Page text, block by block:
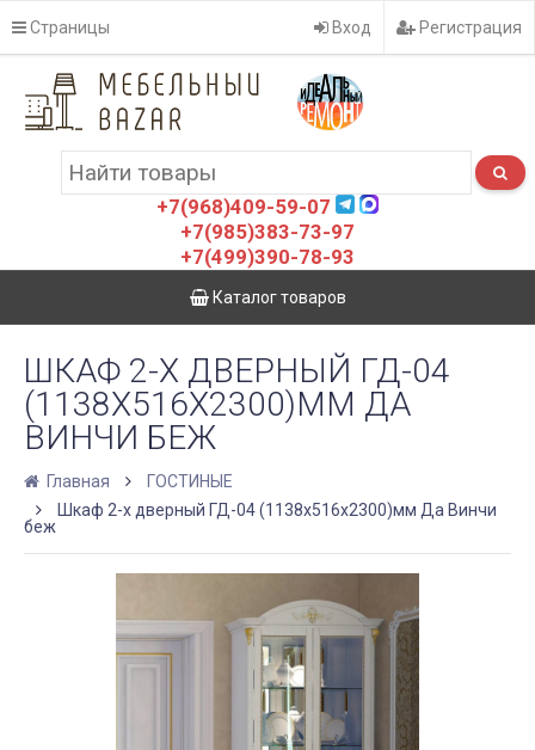
Страницы Вход Регистрация
+7(968)409-59-07
+7(985)383-73-97
+7(499)390-78-93
Каталог товаров
ШКАФ 2-Х ДВЕРНЫЙ ГД-04
(1138Х516Х2300)ММ ДА
ВИНЧИ БЕЖ
Главная
ГОСТИНЫЕ
Шкаф 2-х дверный ГД-04 (1138х516х2300)мм Да Винчи
беж